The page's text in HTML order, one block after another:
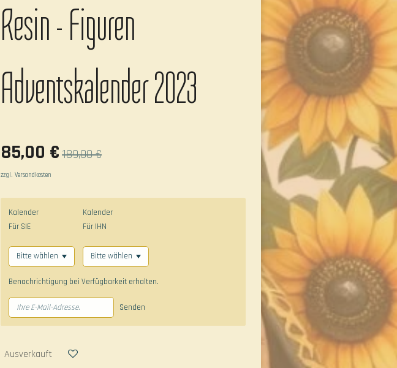
Resin - Figuren
Adventskalender 2023
85,00 €189,00 €
zzgl. Versandkosten
Kalender
Für SIE
Kalender
Für IHN
Benachrichtigung bei Verfügbarkeit erhalten.
Senden
Ausverkauft